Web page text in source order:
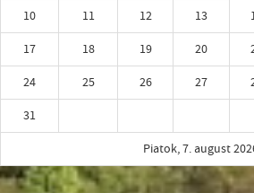
10
11 12 13
17
18 19 20
24
25 26 27
31
Piatok, 7. august